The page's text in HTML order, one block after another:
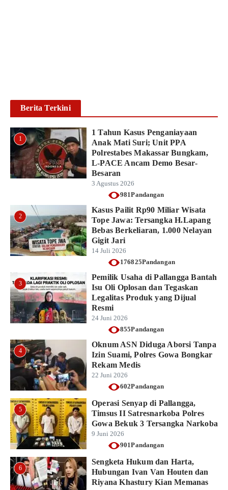
Berita Terkini
1
1 Tahun Kasus Penganiayaan
Anak Mati Suri; Unit PPA
Polrestabes Makassar Bungkam,
L-PACE Ancam Demo Besar-
Besaran
3 Agustus 2026
981Pandangan
2
Kasus Pailit Rp90 Miliar Wisata
Tope Jawa: Tersangka H.Lapang
Bebas Berkeliaran, 1.000 Nelayan
Gigit Jari
14 Juli 2026
176825Pandangan
3
Pemilik Usaha di Pallangga Bantah
Isu Oli Oplosan dan Tegaskan
Legalitas Produk yang Dijual
Resmi
24 Juni 2026
855Pandangan
4
Oknum ASN Diduga Aborsi Tanpa
Izin Suami, Polres Gowa Bongkar
Rekam Medis
22 Juni 2026
602Pandangan
5
Operasi Senyap di Pallangga,
Timsus II Satresnarkoba Polres
Gowa Bekuk 3 Tersangka Narkoba
9 Juni 2026
901Pandangan
6
Sengketa Hukum dan Harta,
Hubungan Ivan Van Houten dan
Riyana Khastury Kian Memanas